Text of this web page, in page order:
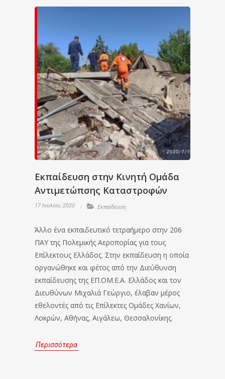
Εκπαίδευση στην Κινητή Ομάδα
Αντιμετώπσης Καταστροφών
17 Ιουλίου, 2020 Εκπαίδευση
Άλλο ένα εκπαιδευτικό τετραήμερο στην 206
ΠΑΥ της Πολεμικής Αεροπορίας για τους
Επίλεκτους Ελλάδος. Στην εκπαίδευση η οποία
οργανώθηκε και φέτος από την Διεύθυνση
εκπαίδευσης της ΕΠ.ΟΜ.Ε.Α. Ελλάδος και τον
Διευθύνων Μιχαλιά Γεώργιο, έλαβαν μέρος
εθελοντές από τις Επίλεκτες Ομάδες Χανίων,
Λοκρών, Αθήνας, Αιγάλεω, Θεσσαλονίκης.
Περισσότερα